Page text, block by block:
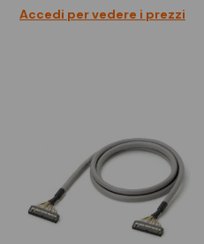
Accedi per vedere i prezzi